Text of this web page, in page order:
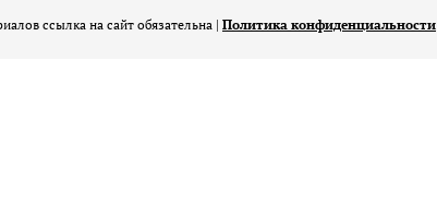
ссылка на сайт обязательна | Политика конфиденциальности